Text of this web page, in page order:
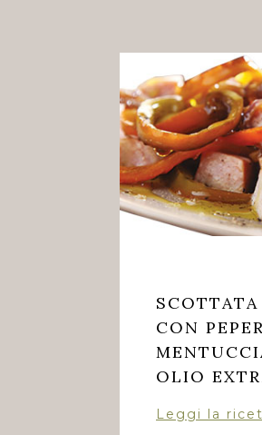
CON
OLIO
Leggi la